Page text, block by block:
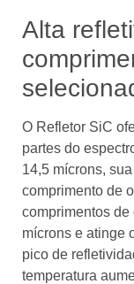
Alta
O Refletor SiC
partes do
14,5 mícrons,
comprimento de
comprimentos de
mícrons e atinge
pico de
temperatura